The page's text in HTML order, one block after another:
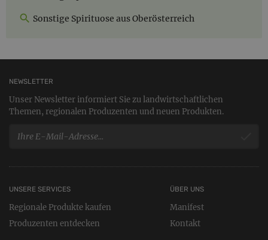
Sonstige Spirituose aus Oberösterreich
NEWSLETTER
Unser Newsletter informiert Sie zu landwirtschaftlichen
Themen, regionalen Produzenten und neuen Produkten.
UNSERE SERVICES
Regionale Produkte kaufen
Produzenten entdecken
ÜBER UNS
Manifest
Kontakt